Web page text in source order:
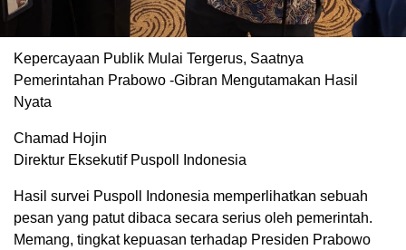
Kepercayaan Publik Mulai Tergerus, Saatnya
Pemerintahan Prabowo -Gibran Mengutamakan Hasil
Nyata
Chamad Hojin
Direktur Eksekutif Puspoll Indonesia
Hasil survei Puspoll Indonesia memperlihatkan sebuah
pesan yang patut dibaca secara serius oleh pemerintah.
Memang, tingkat kepuasan terhadap Presiden Prabowo